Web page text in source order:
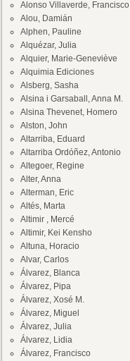
Alonso Villaverde, Francisco
Alou, Damián
Alphen, Pauline
Alquézar, Julia
Alquier, Marie-Geneviève
Alquimia Ediciones
Alsberg, Sasha
Alsina i Garsaball, Anna M.
Alsina Thevenet, Homero
Alston, John
Altarriba, Eduard
Altarriba Ordóñez, Antonio
Altegoer, Regine
Alter, Anna
Alterman, Eric
Altés, Marta
Altimir , Mercé
Altimir, Kei Kensho
Altuna, Horacio
Alvar, Carlos
Álvarez, Blanca
Álvarez, Pipa
Álvarez, Xosé M.
Álvarez, Miguel
Álvarez, Julia
Álvarez, Lidia
Álvarez, Francisco